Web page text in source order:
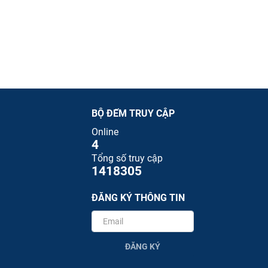
BỘ ĐẾM TRUY CẬP
Online
4
Tổng số truy cập
1418305
ĐĂNG KÝ THÔNG TIN
ĐĂNG KÝ